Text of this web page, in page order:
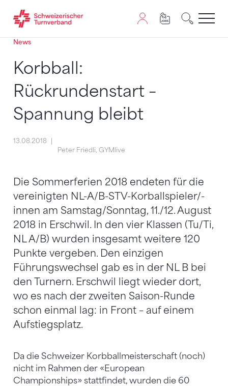
Zum Inhalt springen
Zur Sitemap navigieren
Zum Navigieren dieser Seite wird JavaScript benötigt.
News
Korbball:
Rückrundenstart –
Spannung bleibt
13.08.2018
Peter Friedli, GYMlive
Die Sommerferien 2018 endeten für die
vereinigten NL-A/B-STV-Korballspieler/-
innen am Samstag/Sonntag, 11./12. August
2018 in Erschwil. In den vier Klassen (Tu/Ti,
NL A/B) wurden insgesamt weitere 120
Punkte vergeben. Den einzigen
Führungswechsel gab es in der NL B bei
den Turnern. Erschwil liegt wieder dort,
wo es nach der zweiten Saison-Runde
schon einmal lag: in Front – auf einem
Aufstiegsplatz.
Da die Schweizer Korbballmeisterschaft (noch)
nicht im Rahmen der «European
Championships» stattfindet, wurden die 60